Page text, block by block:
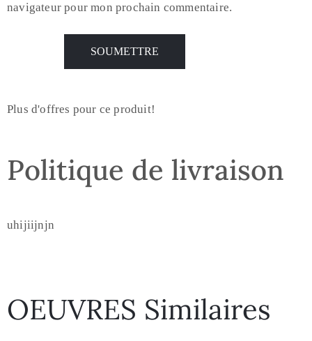
navigateur pour mon prochain commentaire.
Plus d'offres pour ce produit!
Politique de livraison
uhijiijnjn
OEUVRES Similaires